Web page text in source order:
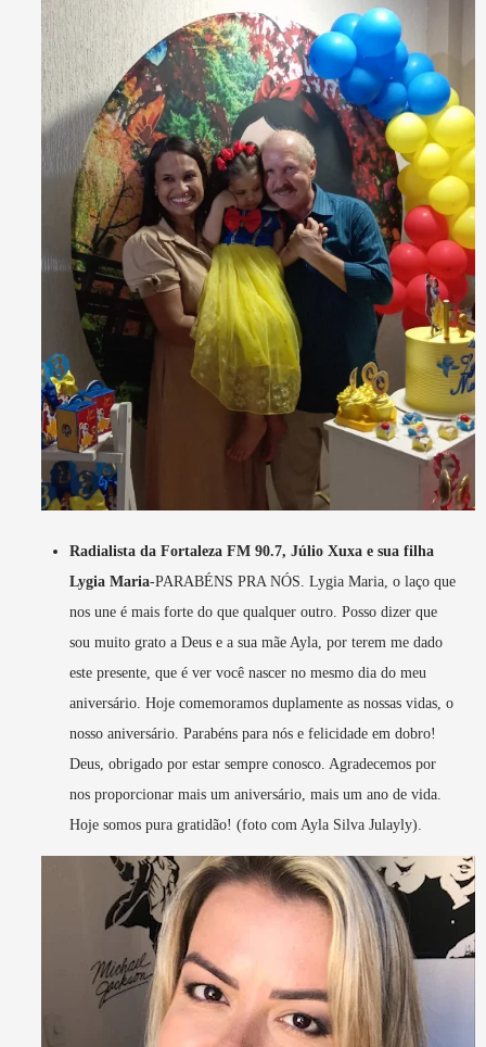
Radialista da Fortaleza FM 90.7, Júlio Xuxa e sua filha
Lygia Maria-PARABÉNS PRA NÓS. Lygia Maria, o laço que
nos une é mais forte do que qualquer outro. Posso dizer que
sou muito grato a Deus e a sua mãe Ayla, por terem me dado
este presente, que é ver você nascer no mesmo dia do meu
aniversário. Hoje comemoramos duplamente as nossas vidas, o
nosso aniversário. Parabéns para nós e felicidade em dobro!
Deus, obrigado por estar sempre conosco. Agradecemos por
nos proporcionar mais um aniversário, mais um ano de vida.
Hoje somos pura gratidão! (foto com Ayla Silva Julayly).